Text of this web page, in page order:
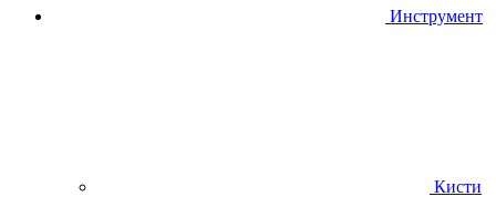
Инструмент
Кисти